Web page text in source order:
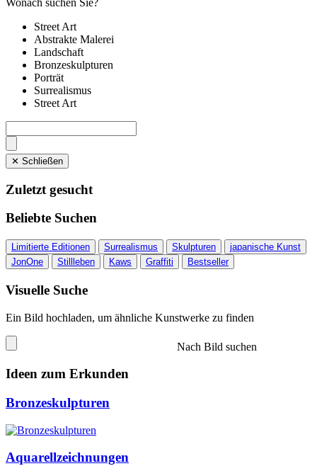
Wonach suchen Sie?
Street Art
Abstrakte Malerei
Landschaft
Bronzeskulpturen
Porträt
Surrealismus
Street Art
✕ Schließen
Zuletzt gesucht
Beliebte Suchen
Limitierte Editionen Surrealismus Skulpturen
japanische Kunst
JonOne
Stillleben Kaws Graffiti Bestseller
Visuelle Suche
Ein Bild hochladen, um ähnliche Kunstwerke zu finden
Nach Bild suchen
Ideen zum Erkunden
Bronzeskulpturen
Aquarellzeichnungen